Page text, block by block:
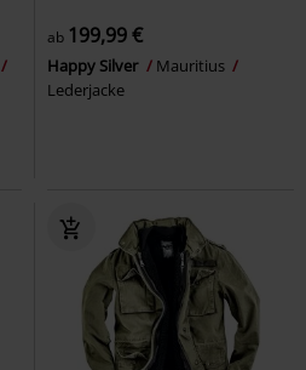
ab 199,99 €
Happy Silver
Mauritius
Lederjacke